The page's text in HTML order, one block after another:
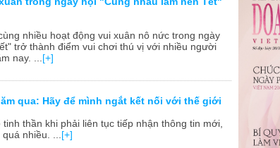
nhiều hoạt động vui xuân nô nức trong ngày
trở thành điểm vui chơi thú vị với nhiều người
nay. ... [+]
qua: Hãy để mình ngắt kết nối với thế giới
thần khi phải liên tục tiếp nhận thông tin mới,
nhiều. ... [+]